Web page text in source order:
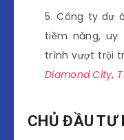
Công ty dự
tiềm năng, uy
trình vượt trội
Diamond City,
CHỦ ĐẦU TƯ